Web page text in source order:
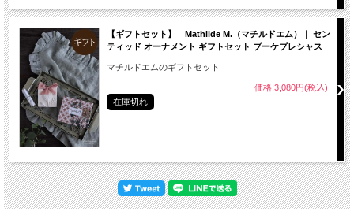
【ギフトセット】 Mathilde M.（マチルドエム）｜ セン
ティッド オーナメント ギフトセット ブーケプレシャス
マチルドエムのギフトセット
価格:3,080円(税込)
在庫切れ